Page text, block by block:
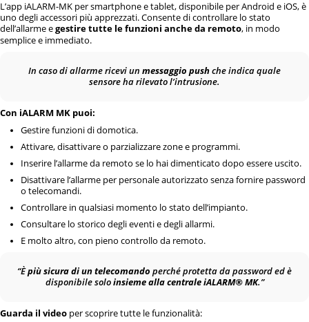
L’app iALARM-MK per smartphone e tablet, disponibile per Android e iOS, è
uno degli accessori più apprezzati. Consente di controllare lo stato
dell’allarme egestire tutte le funzioni anche da remoto, in modo
semplice e immediato.
In caso di allarme ricevi un messaggio pushche indica quale
sensore ha rilevato l’intrusione.
Con iALARM MK puoi:
Gestire funzioni di domotica.
Attivare, disattivare o parzializzare zone e programmi.
Inserire l’allarme da remoto se lo hai dimenticato dopo essere uscito.
Disattivare l’allarme per personale autorizzato senza fornire password
o telecomandi.
Controllare in qualsiasi momento lo stato dell’impianto.
Consultare lo storico degli eventi e degli allarmi.
E molto altro, con pieno controllo da remoto.
“Èpiù sicura di un telecomando perché protetta da password ed è
disponibile soloinsieme alla centrale iALARM® MK.”
Guarda il video per scoprire tutte le funzionalità: